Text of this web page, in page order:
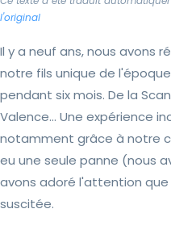
l'original
Il y a neuf ans, nous avons
notre fils unique de
pendant six mois. De la
Valence… Une expérience
notamment grâce à notre
eu une seule panne (nous
avons adoré l'attention
suscitée.